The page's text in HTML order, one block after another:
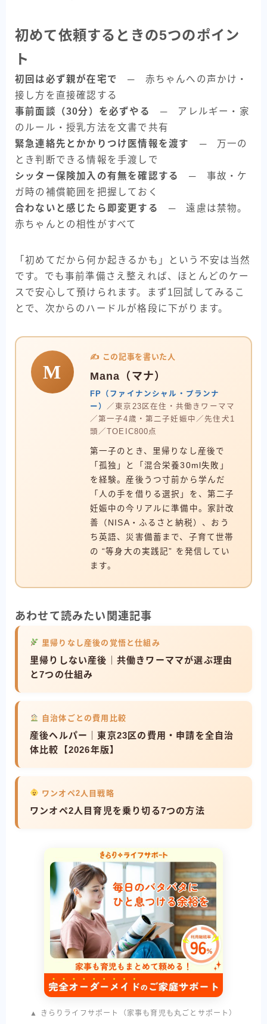
初めて依頼するときの5つのポイン
ト
初回は必ず親が在宅で
─ 赤ちゃんへの声かけ・
接し方を直接確認する
事前面談（30分）を必ずやる
─ アレルギー・家
のルール・授乳方法を文書で共有
緊急連絡先とかかりつけ医情報を渡す
─ 万一の
とき判断できる情報を手渡しで
シッター保険加入の有無を確認する
─ 事故・ケ
ガ時の補償範囲を把握しておく
合わないと感じたら即変更する
─ 遠慮は禁物。
赤ちゃんとの相性がすべて
「初めてだから何か起きるかも」という不安は当然
です。でも事前準備さえ整えれば、ほとんどのケー
スで安心して預けられます。まず1回試してみるこ
とで、次からのハードルが格段に下がります。
M
✍️ この記事を書いた人
Mana（マナ）
FP（ファイナンシャル・プランナ
ー） ／東京23区在住・共働きワーママ
／第一子4歳・第二子妊娠中／先住犬1
頭／TOEIC800点
第一子のとき、里帰りなし産後で
「孤独」と「混合栄養30ml失敗」
を経験。産後うつ寸前から学んだ
「人の手を借りる選択」を、第二子
妊娠中の今リアルに準備中。家計改
善（NISA・ふるさと納税）、おう
ち英語、災害備蓄まで、子育て世帯
の “等身大の実践記” を発信してい
ます。
あわせて読みたい関連記事
里帰りなし産後の覚悟と仕組み
里帰りしない産後｜共働きワーママが選ぶ理由
と7つの仕組み
自治体ごとの費用比較
産後ヘルパー｜東京23区の費用・申請を全自治
体比較【2026年版】
ワンオペ2人目戦略
ワンオペ2人目育児を乗り切る7つの方法
▲ きらりライフサポート（家事も育児も丸ごとサポート）